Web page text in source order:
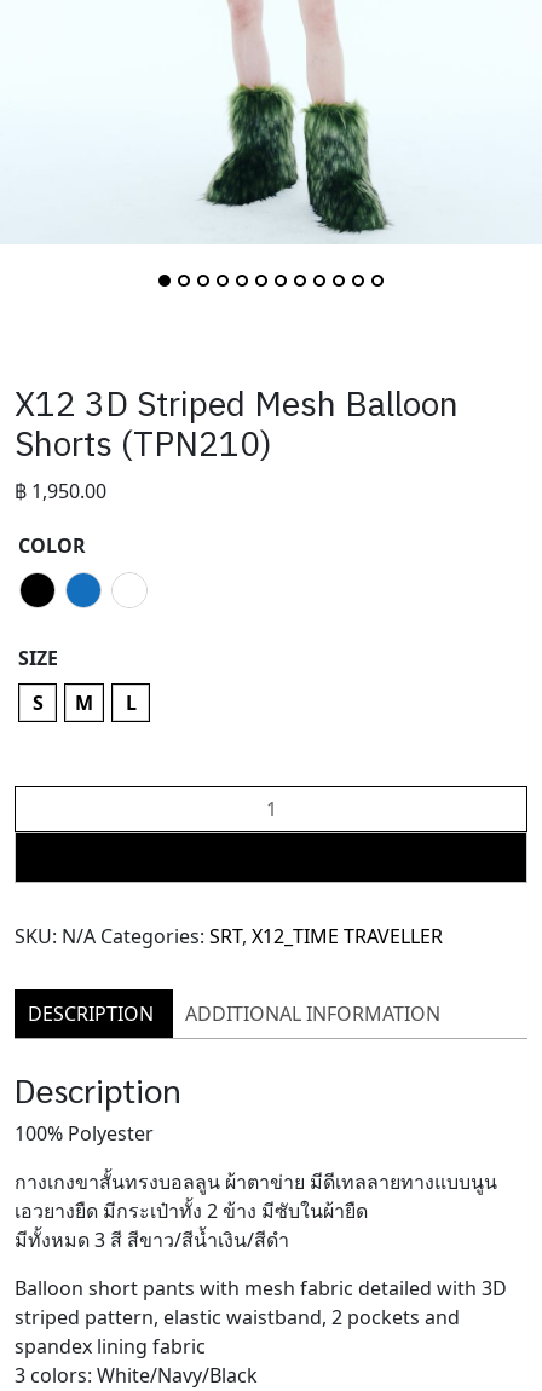
X12 3D Striped Mesh Balloon
Shorts (TPN210)
฿ 1,950.00
COLOR
SIZE
S
M L
3D
Mesh
Shorts
quantity
SKU: N/A Categories: SRT, X12_TIME TRAVELLER
DESCRIPTION ADDITIONAL INFORMATION
Description
100% Polyester
กางเกงขาสั้นทรงบอลลูน ผ้าตาข่าย มีดีเทลลายทางแบบนูน
เอวยางยืด มีกระเป๋าทั้ง 2 ข้าง มีซับในผ้ายืด
มีทั้งหมด 3 สี สีขาว/สีน้ำเงิน/สีดำ
Balloon short pants with mesh fabric detailed with 3D
striped pattern, elastic waistband, 2 pockets and
spandex lining fabric
3 colors: White/Navy/Black